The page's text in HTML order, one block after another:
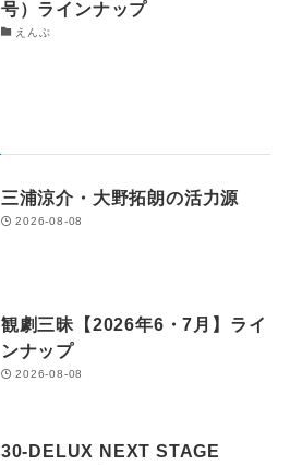
号）ラインナップ
えんぶ
三浦涼介・大野拓朗の活力源
2026-08-08
観劇三昧【2026年6・7月】ライ
ンナップ
2026-08-08
30-DELUX NEXT STAGE